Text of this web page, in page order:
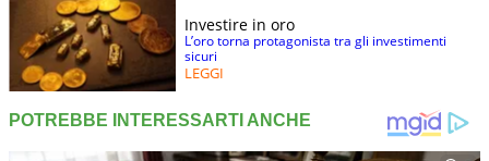
Investire in oro
L’oro torna protagonista tra gli investimenti
sicuri
LEGGI